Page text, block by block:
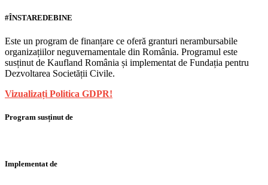
#ÎNSTAREDEBINE
Este un program de finanțare ce oferă granturi nerambursabile
organizațiilor neguvernamentale din România. Programul este
susținut de Kaufland România și implementat de Fundația pentru
Dezvoltarea Societății Civile.
Vizualizați Politica GDPR!
Program susținut de
Implementat de